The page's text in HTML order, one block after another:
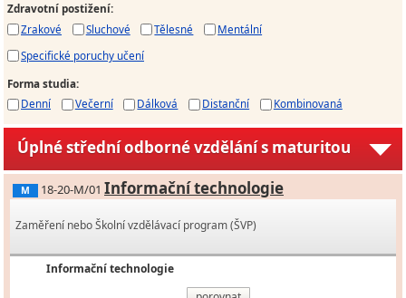
Zdravotní postižení:
Zrakové
Sluchové Tělesné
Mentální
Specifické poruchy učení
Forma studia:
Denní
Večerní Dálková Distanční Kombinovaná
Úplné střední odborné vzdělání s maturitou
M 18-20-M/01 Informační technologie
Zaměření nebo Školní vzdělávací program (ŠVP)
Informační technologie